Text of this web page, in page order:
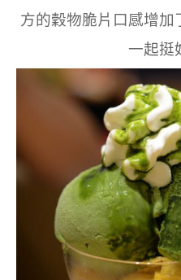
方的穀物脆片口感增加
一起挺